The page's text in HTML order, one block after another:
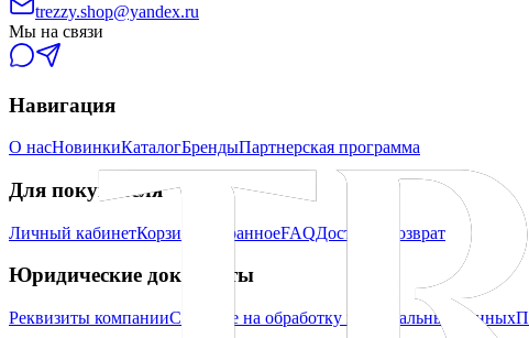
trezzy.shop@yandex.ru
Мы на связи
Навигация
О насНовинкиКаталогБрендыПартнерская программа
Для покупателя
Личный кабинетКорзина ИзбранноеFAQДоставка Возврат
Юридические документы
Реквизиты компанииСогласие на обработку персональных данных